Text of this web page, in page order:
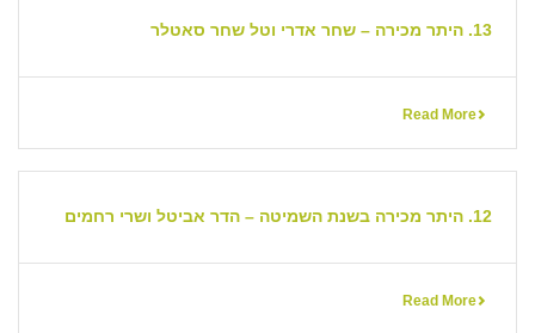
13. היתר מכירה – שחר אדרי וטל שחר סאטלר
Read More
12. היתר מכירה בשנת השמיטה – הדר אביטל ושרי רחמים
Read More